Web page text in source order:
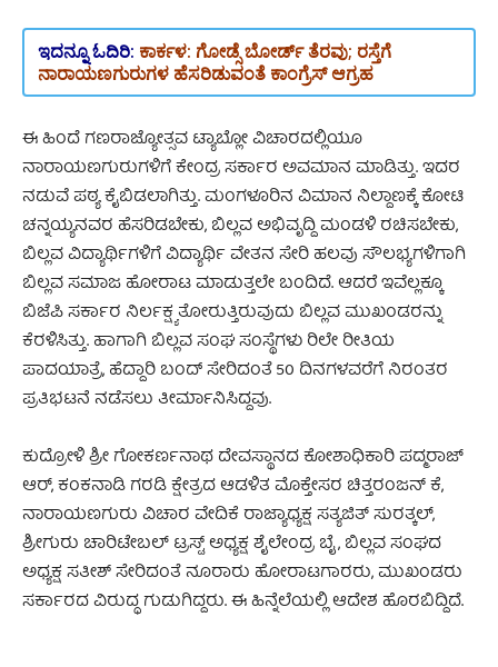
ಇದನ್ನೂ ಓದಿರಿ: ಕಾರ್ಕಳ: ಗೋಡ್ಸೆ ಬೋರ್ಡ್ ತೆರವು; ರಸ್ತೆಗೆ
ನಾರಾಯಣಗುರುಗಳ ಹೆಸರಿಡುವಂತೆ ಕಾಂಗ್ರೆಸ್ ಆಗ್ರಹ
ಈ ಹಿಂದೆ ಗಣರಾಜ್ಯೋತ್ಸವ ಟ್ಯಾಬ್ಲೋ ವಿಚಾರದಲ್ಲಿಯೂ
ನಾರಾಯಣಗುರುಗಳಿಗೆ ಕೇಂದ್ರ ಸರ್ಕಾರ ಅವಮಾನ ಮಾಡಿತ್ತು. ಇದರ
ನಡುವೆ ಪಠ್ಯ ಕೈಬಿಡಲಾಗಿತ್ತು. ಮಂಗಳೂರಿನ ವಿಮಾನ ನಿಲ್ದಾಣಕ್ಕೆ ಕೋಟಿ
ಚನ್ನಯ್ಯನವರ ಹೆಸರಿಡಬೇಕು, ಬಿಲ್ಲವ ಅಭಿವೃದ್ದಿ ಮಂಡಳಿ ರಚಿಸಬೇಕು,
ಬಿಲ್ಲವ ವಿದ್ಯಾರ್ಥಿಗಳಿಗೆ ವಿದ್ಯಾರ್ಥಿ ವೇತನ ಸೇರಿ ಹಲವು ಸೌಲಭ್ಯಗಳಿಗಾಗಿ
ಬಿಲ್ಲವ ಸಮಾಜ ಹೋರಾಟ ಮಾಡುತ್ತಲೇ ಬಂದಿದೆ. ಆದರೆ ಇವೆಲ್ಲಕ್ಕೂ
ಬಿಜೆಪಿ ಸರ್ಕಾರ ನಿರ್ಲಕ್ಷ್ಯ ತೋರುತ್ತಿರುವುದು ಬಿಲ್ಲವ ಮುಖಂಡರನ್ನು
ಕೆರಳಿಸಿತ್ತು. ಹಾಗಾಗಿ ಬಿಲ್ಲವ ಸಂಘ ಸಂಸ್ಥೆಗಳು ರಿಲೇ ರೀತಿಯ
ಪಾದಯಾತ್ರೆ, ಹೆದ್ದಾರಿ ಬಂದ್ ಸೇರಿದಂತೆ 50 ದಿನಗಳವರೆಗೆ ನಿರಂತರ
ಪ್ರತಿಭಟನೆ ನಡೆಸಲು ತೀರ್ಮಾನಿಸಿದ್ದವು.
ಕುದ್ರೋಳಿ ಶ್ರೀ ಗೋಕರ್ಣನಾಥ ದೇವಸ್ಥಾನದ ಕೋಶಾಧಿಕಾರಿ ಪದ್ಮರಾಜ್
ಆರ್, ಕಂಕನಾಡಿ ಗರಡಿ ಕ್ಷೇತ್ರದ ಆಡಳಿತ ಮೊಕ್ತೇಸರ ಚಿತ್ತರಂಜನ್ ಕೆ,
ನಾರಾಯಣಗುರು ವಿಚಾರ ವೇದಿಕೆ ರಾಜ್ಯಾಧ್ಯಕ್ಷ ಸತ್ಯಜಿತ್ ಸುರತ್ಕಲ್,
ಶ್ರೀಗುರು ಚಾರಿಟೇಬಲ್ ಟ್ರಸ್ಟ್ ಅಧ್ಯಕ್ಷ ಶೈಲೇಂದ್ರ ಬೈ, ಬಿಲ್ಲವ ಸಂಘದ
ಅಧ್ಯಕ್ಷ ಸತೀಶ್ ಸೇರಿದಂತೆ ನೂರಾರು ಹೋರಾಟಗಾರರು, ಮುಖಂಡರು
ಸರ್ಕಾರದ ವಿರುದ್ಧ ಗುಡುಗಿದ್ದರು. ಈ ಹಿನ್ನೆಲೆಯಲ್ಲಿ ಆದೇಶ ಹೊರಬಿದ್ದಿದೆ.